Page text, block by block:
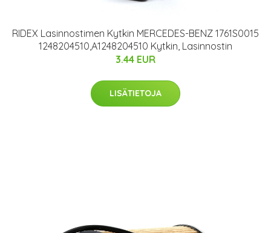
RIDEX Lasinnostimen Kytkin MERCEDES-BENZ 1761S0015
1248204510,A1248204510 Kytkin, Lasinnostin
3.44 EUR
LISÄTIETOJA